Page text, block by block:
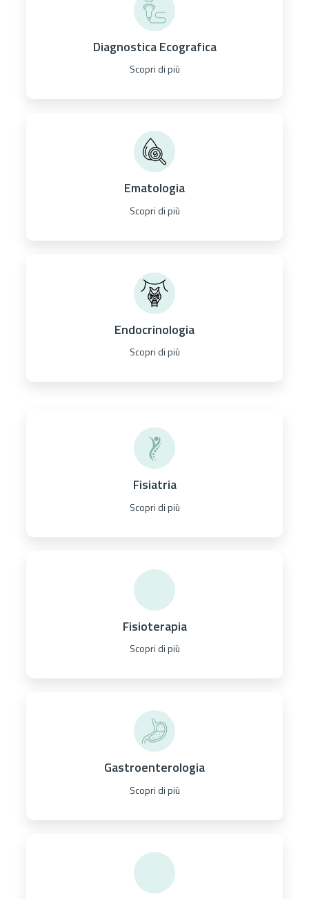
Diagnostica Ecografica
Scopri di più
Ematologia
Scopri di più
Endocrinologia
Scopri di più
Fisiatria
Scopri di più
Fisioterapia
Scopri di più
Gastroenterologia
Scopri di più